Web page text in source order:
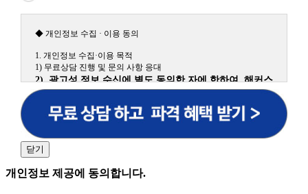
◆ 개인정보 수집 · 이용 동의
1. 개인정보 수집·이용 목적
1) 무료상담 진행 및 문의 사항 응대
2) 광고성 정보 수신에 별도 동의한 자에 한하여 해커스
원격평생교육원을 비롯한 해커스 교육그룹의 새로운 서
비스 신상품이나 이벤트, 최신 정보 안내 등 신청자의 취
향에 맞는 최적의 서비스를 제공하기 위함.
어, 해커스일본어, 해커스잡, 해커스금융, 해커스임용, 해커스공무
원, 해커스경찰, 해커스소방, 해커스공인중개사, 해커스주택관리
사, 해커스편입 등)
닫기
개인정보 제공에 동의합니다.